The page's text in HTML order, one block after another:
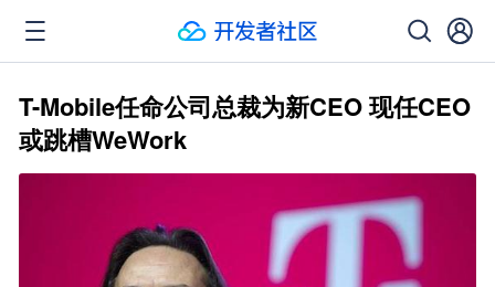
T-Mobile任命公司总裁为新CEO 现任CEO
或跳槽WeWork